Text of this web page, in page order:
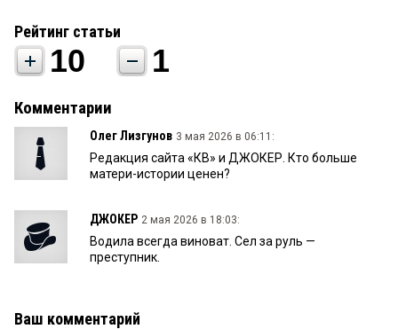
Рейтинг статьи
10 1
Комментарии
Олег Лизгунов 3 мая 2026 в 06:11:
Редакция сайта «КВ» и ДЖОКЕР. Кто больше
матери-истории ценен?
ДЖОКЕР 2 мая 2026 в 18:03:
Водила всегда виноват. Сел за руль —
преступник.
Ваш комментарий